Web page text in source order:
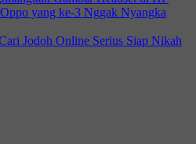
yang ke-3 Nggak Nyangka
Jodoh Online Serius Siap Nikah